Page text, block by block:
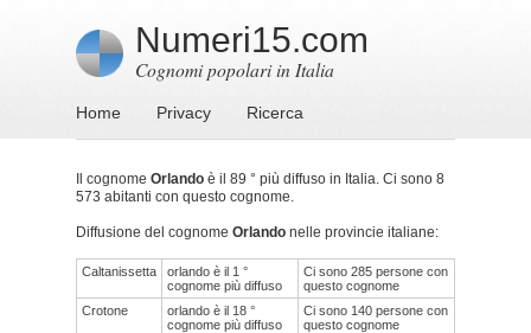
Numeri15.com
Cognomi popolari in Italia
Home Privacy Ricerca
Il cognome Orlando è il 89 ° più diffuso in Italia. Ci sono 8
573 abitanti con questo cognome.
Diffusione del cognome Orlando nelle provincie italiane:
Caltanissetta
orlando è il 1 °
cognome più diffuso
Ci sono 285 persone con
questo cognome
Crotone
orlando è il 18 °
cognome più diffuso
Ci sono 140 persone con
questo cognome